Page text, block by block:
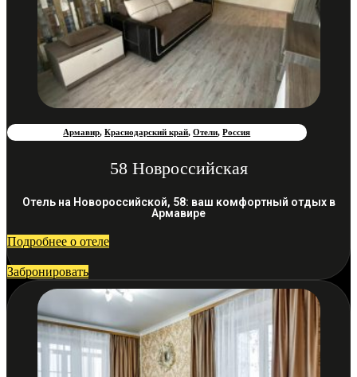
Армавир,Краснодарский край,Отели,Россия
58 Новроссийская
Отель на Новороссийской, 58: ваш комфортный отдых в
Армавире
Подробнее о отеле
Забронировать